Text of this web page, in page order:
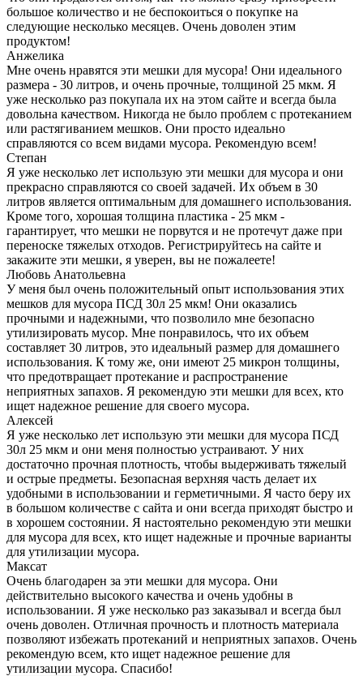
большое количество и не беспокоиться о покупке на
следующие несколько месяцев. Очень доволен этим
продуктом!
Анжелика
Мне очень нравятся эти мешки для мусора! Они идеального
размера - 30 литров, и очень прочные, толщиной 25 мкм. Я
уже несколько раз покупала их на этом сайте и всегда была
довольна качеством. Никогда не было проблем с протеканием
или растягиванием мешков. Они просто идеально
справляются со всем видами мусора. Рекомендую всем!
Степан
Я уже несколько лет использую эти мешки для мусора и они
прекрасно справляются со своей задачей. Их объем в 30
литров является оптимальным для домашнего использования.
Кроме того, хорошая толщина пластика - 25 мкм -
гарантирует, что мешки не порвутся и не протечут даже при
переноске тяжелых отходов. Регистрируйтесь на сайте и
закажите эти мешки, я уверен, вы не пожалеете!
Любовь Анатольевна
У меня был очень положительный опыт использования этих
мешков для мусора ПСД 30л 25 мкм! Они оказались
прочными и надежными, что позволило мне безопасно
утилизировать мусор. Мне понравилось, что их объем
составляет 30 литров, это идеальный размер для домашнего
использования. К тому же, они имеют 25 микрон толщины,
что предотвращает протекание и распространение
неприятных запахов. Я рекомендую эти мешки для всех, кто
ищет надежное решение для своего мусора.
Алексей
Я уже несколько лет использую эти мешки для мусора ПСД
30л 25 мкм и они меня полностью устраивают. У них
достаточно прочная плотность, чтобы выдерживать тяжелый
и острые предметы. Безопасная верхняя часть делает их
удобными в использовании и герметичными. Я часто беру их
в большом количестве с сайта и они всегда приходят быстро и
в хорошем состоянии. Я настоятельно рекомендую эти мешки
для мусора для всех, кто ищет надежные и прочные варианты
для утилизации мусора.
Максат
Очень благодарен за эти мешки для мусора. Они
действительно высокого качества и очень удобны в
использовании. Я уже несколько раз заказывал и всегда был
очень доволен. Отличная прочность и плотность материала
позволяют избежать протеканий и неприятных запахов. Очень
рекомендую всем, кто ищет надежное решение для
утилизации мусора. Спасибо!